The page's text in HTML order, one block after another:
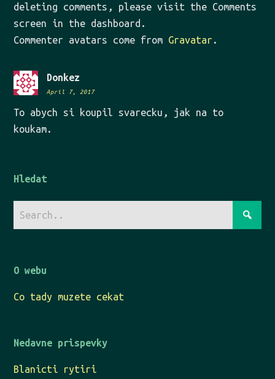
deleting comments, please visit the Comments
screen in the dashboard.
Commenter avatars come from Gravatar .
Donkez
April 7, 2017
To abych si koupil svarecku, jak na to
koukam.
Hledat
O webu
Co tady muzete cekat
Nedavne prispevky
Blanicti rytiri